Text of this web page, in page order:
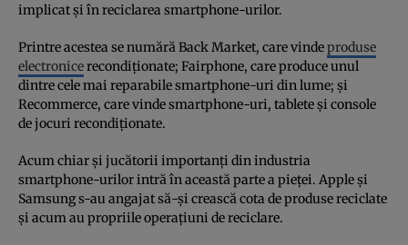
implicat și în reciclarea smartphone-urilor.
Printre acestea se numără Back Market, care vindeproduse
electronicerecondiționate; Fairphone, care produce unul
dintre cele mai reparabile smartphone-uri din lume; și
Recommerce, care vinde smartphone-uri, tablete și console
de jocuri recondiționate.
Acum chiar și jucătorii importanți din industria
smartphone-urilor intră în această parte a pieței. Apple și
Samsung s-au angajat să-și crească cota de produse reciclate
și acum au propriile operațiuni de reciclare.